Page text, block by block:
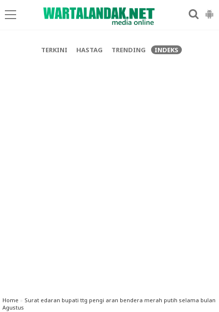
TERKINI HASTAG TRENDING INDEKS
Home » Surat edaran bupati ttg pengi aran bendera merah putih selama bulan
Agustus